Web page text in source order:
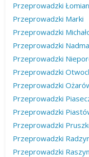
Przeprowadzki
Przeprowadzki Marki
Przeprowadzki
Przeprowadzki Nadma
Przeprowadzki
Przeprowadzki
Przeprowadzki
Przeprowadzki
Przeprowadzki
Przeprowadzki
Przeprowadzki
Przeprowadzki Raszyn